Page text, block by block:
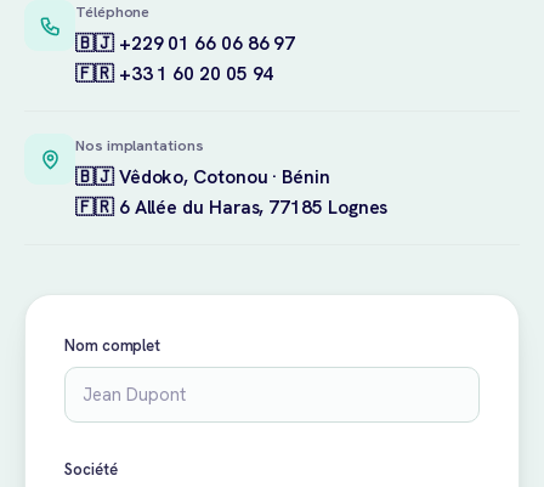
Téléphone
🇧🇯 +229 01 66 06 86 97
🇫🇷 +33 1 60 20 05 94
Nos implantations
🇧🇯 Vêdoko, Cotonou · Bénin
🇫🇷 6 Allée du Haras, 77185 Lognes
Nom complet
Société